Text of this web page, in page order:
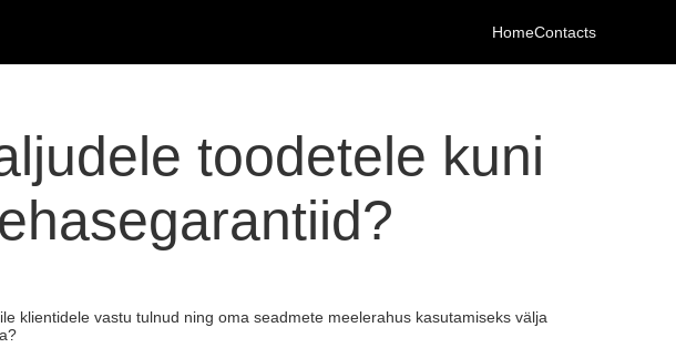
HomeContacts
toodetele kuni
klientidele vastu tulnud ning oma seadmete meelerahus kasutamiseks välja